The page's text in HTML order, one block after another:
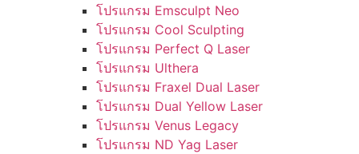
โปรแกรม Emsculpt Neo
โปรแกรม Cool Sculpting
โปรแกรม Perfect Q Laser
โปรแกรม Ulthera
โปรแกรม Fraxel Dual Laser
โปรแกรม Dual Yellow Laser
โปรแกรม Venus Legacy
โปรแกรม ND Yag Laser